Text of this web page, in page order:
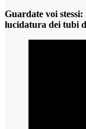
Guardate voi
lucidatura dei tubi